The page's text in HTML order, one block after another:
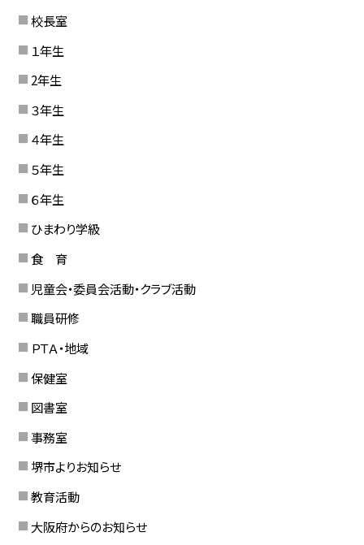
校長室
１年生
2年生
３年生
４年生
５年生
６年生
ひまわり学級
食 育
児童会・委員会活動・クラブ活動
職員研修
ＰＴＡ・地域
保健室
図書室
事務室
堺市よりお知らせ
教育活動
大阪府からのお知らせ